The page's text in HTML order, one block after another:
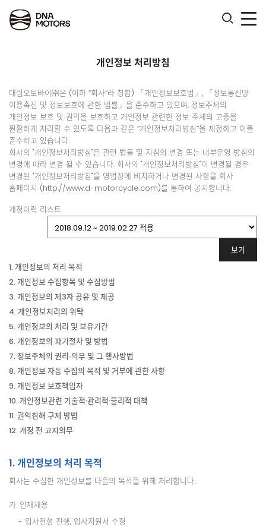
개인정보 처리방침
대림오토바이㈜은 (이하 “회사”라 칭함) 「개인정보보호법」, 「정보통신망
이용촉진 및 정보보호에 관한 법률」을 준수하고 있으며, 정보주체의
개인정보 보호 및 권익을 보호하고 개인정보 관련한 정보 주체의 고충을
원활하게 처리할 수 있도록 다음과 같은 “개인정보처리방침”을 제정하고 이를
준수하고 있습니다.
회사의 "개인정보처리방침"은 관련 법률 및 지침의 변경 또는 내부운영 방침의
변경에 따라 변경 될 수 있습니다. 회사의 "개인정보처리방침"이 변경될 경우
변경된 "개인정보처리방침"을 영업장에 비치하거나 변경된 사항을 회사
홈페이지 (http://www.d-motorcycle.com)를 통하여 공지합니다.
개정이력 리스트
1. 개인정보의 처리 목적
2. 개인정보 수집항목 및 수집방법
3. 개인정보의 제3자 공유 및 제공
4. 개인정보처리의 위탁
5. 개인정보의 처리 및 보유기간
6. 개인정보의 파기절차 및 방법
7. 정보주체의 권리∙의무 및 그 행사방법
8. 개인정보 자동 수집의 목적 및 거부에 관한 사항
9. 개인정보 보호책임자
10. 개인정보관련 기술적·관리적·물리적 대책
11. 권익침해 구제 방법
12. 개정 전 고지의무
1. 개인정보의 처리 목적
회사는 수집한 개인정보를 다음의 목적을 위해 처리합니다.
가. 인재채용
- 입사전형 진행, 입사지원서 수정